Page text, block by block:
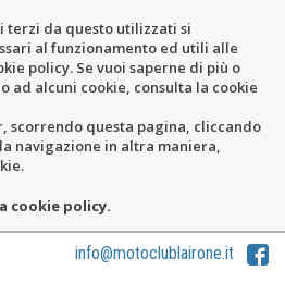
terzi da questo utilizzati si
al funzionamento ed utili alle
policy. Se vuoi saperne di più o
ad alcuni cookie, consulta la cookie
scorrendo questa pagina, cliccando
navigazione in altra maniera,
cookie policy.
info@motoclublairone.it